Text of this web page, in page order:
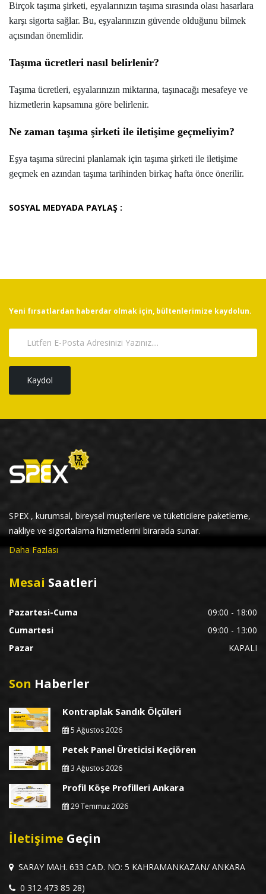
Birçok taşıma şirketi, eşyalarınızın taşıma sırasında olası hasarlara
karşı sigorta sağlar. Bu, eşyalarınızın güvende olduğunu bilmek
açısından önemlidir.
Taşıma ücretleri nasıl belirlenir?
Taşıma ücretleri, eşyalarınızın miktarına, taşınacağı mesafeye ve
hizmetlerin kapsamına göre belirlenir.
Ne zaman taşıma şirketi ile iletişime geçmeliyim?
Eşya taşıma sürecini planlamak için taşıma şirketi ile iletişime
geçmek en azından taşıma tarihinden birkaç hafta önce önerilir.
SOSYAL MEDYADA PAYLAŞ :
Yeni fırsatlardan haberdar olmak için, bültenlerimize kaydolun.
Kaydol
SPEX , kurumsal, bireysel müşterilere ve tüketicilere paketleme,
nakliye ve sigortalama hizmetlerini birarada sunar.
Daha Fazlası
Mesai Saatleri
Pazartesi-Cuma
09:00 - 18:00
Cumartesi
09:00 - 13:00
Pazar
KAPALI
Son Haberler
Kontraplak Sandık Ölçüleri
5 Ağustos 2026
Petek Panel Üreticisi Keçiören
3 Ağustos 2026
Profil Köşe Profilleri Ankara
29 Temmuz 2026
İletişime Geçin
SARAY MAH. 633 CAD. NO: 5 KAHRAMANKAZAN/ ANKARA
0 312 473 85 28)